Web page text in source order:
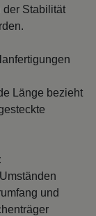
der Stabilität
Länge bezieht
und